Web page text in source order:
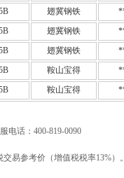
翅冀钢铁
翅冀钢铁
翅冀钢铁
鞍山宝得
鞍山宝得
电话：400-819-0090
易参考价（增值税税率13%）